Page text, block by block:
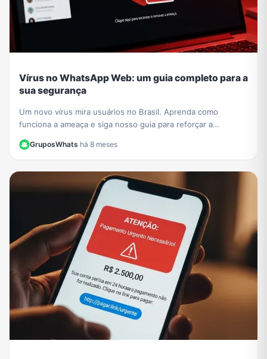
Vírus no WhatsApp Web: um guia completo para a
sua segurança
Um novo vírus mira usuários no Brasil. Aprenda como
funciona a ameaça e siga nosso guia para reforçar a
segurança no WhatsApp Web e proteger seus dados.
GruposWhats·há 8 meses